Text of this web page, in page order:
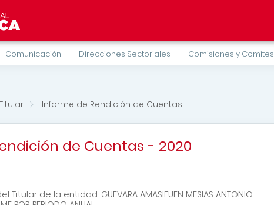
Comunicación Direcciones Sectoriales Comisiones y Comites
Informe de Rendición de Cuentas
de Cuentas - 2020
de la entidad: GUEVARA AMASIFUEN MESIAS ANTONIO